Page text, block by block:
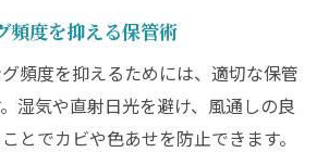
頻度を抑える保管術
頻度を抑えるためには、適切な保管
湿気や直射日光を避け、風通しの良
とでカビや色あせを防止できます。